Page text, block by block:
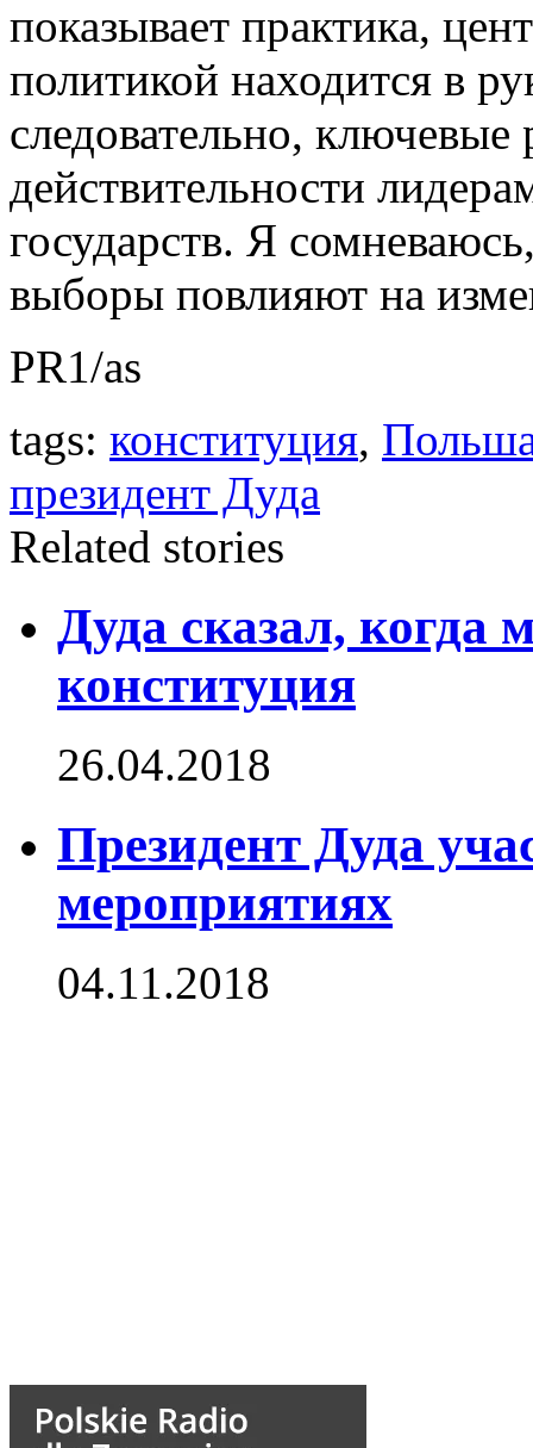
показывает практика,
политикой находится в
следовательно,
действительности
государств. Я
выборы повлияют на
PR1/as
tags: конституция,
президент Дуда
Related stories
Дуда сказал, когда
конституция
26.04.2018
Президент Дуда
мероприятиях
04.11.2018